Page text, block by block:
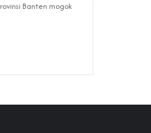
Banten mogok